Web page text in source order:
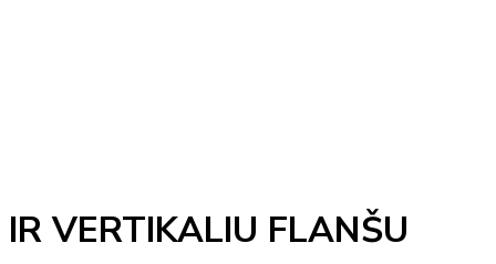
VERTIKALIU FLANŠU